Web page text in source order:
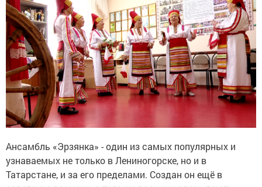
Ансамбль «Эрзянка» - один из самых популярных и
узнаваемых не только в Лениногорске, но и в
Татарстане, и за его пределами. Создан он ещё в